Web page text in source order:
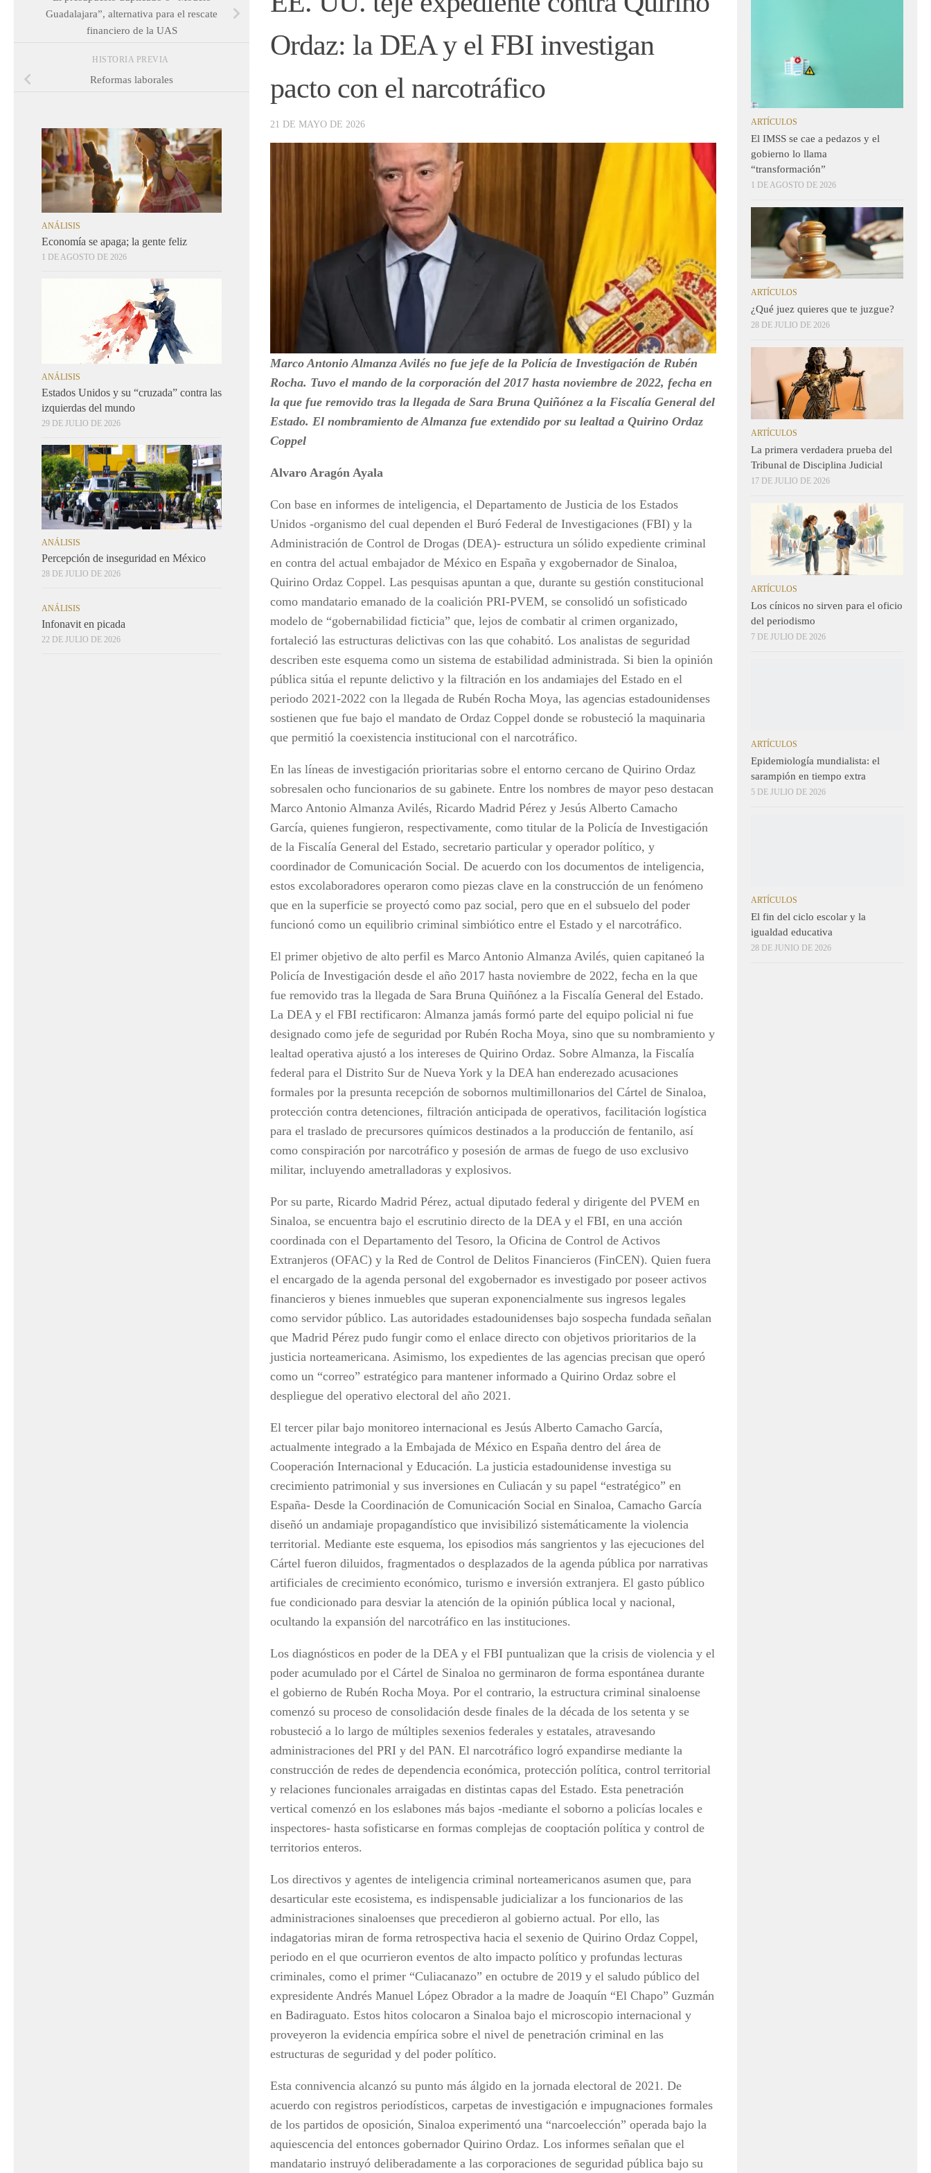
Ordaz: la DEA y el FBI investigan
pacto con el narcotráfico
21 DE MAYO DE 2026
Marco Antonio Almanza Avilés no fue jefe de la Policía de Investigación de Rubén
Rocha. Tuvo el mando de la corporación del 2017 hasta noviembre de 2022, fecha en
la que fue removido tras la llegada de Sara Bruna Quiñónez a la Fiscalía General del
Estado. El nombramiento de Almanza fue extendido por su lealtad a Quirino Ordaz
Coppel
Alvaro Aragón Ayala
Con base en informes de inteligencia, el Departamento de Justicia de los Estados
Unidos -organismo del cual dependen el Buró Federal de Investigaciones (FBI) y la
Administración de Control de Drogas (DEA)- estructura un sólido expediente criminal
en contra del actual embajador de México en España y exgobernador de Sinaloa,
Quirino Ordaz Coppel. Las pesquisas apuntan a que, durante su gestión constitucional
como mandatario emanado de la coalición PRI-PVEM, se consolidó un sofisticado
modelo de “gobernabilidad ficticia” que, lejos de combatir al crimen organizado,
fortaleció las estructuras delictivas con las que cohabitó. Los analistas de seguridad
describen este esquema como un sistema de estabilidad administrada. Si bien la opinión
pública sitúa el repunte delictivo y la filtración en los andamiajes del Estado en el
periodo 2021-2022 con la llegada de Rubén Rocha Moya, las agencias estadounidenses
sostienen que fue bajo el mandato de Ordaz Coppel donde se robusteció la maquinaria
que permitió la coexistencia institucional con el narcotráfico.
En las líneas de investigación prioritarias sobre el entorno cercano de Quirino Ordaz
sobresalen ocho funcionarios de su gabinete. Entre los nombres de mayor peso destacan
Marco Antonio Almanza Avilés, Ricardo Madrid Pérez y Jesús Alberto Camacho
García, quienes fungieron, respectivamente, como titular de la Policía de Investigación
de la Fiscalía General del Estado, secretario particular y operador político, y
coordinador de Comunicación Social. De acuerdo con los documentos de inteligencia,
estos excolaboradores operaron como piezas clave en la construcción de un fenómeno
que en la superficie se proyectó como paz social, pero que en el subsuelo del poder
funcionó como un equilibrio criminal simbiótico entre el Estado y el narcotráfico.
El primer objetivo de alto perfil es Marco Antonio Almanza Avilés, quien capitaneó la
Policía de Investigación desde el año 2017 hasta noviembre de 2022, fecha en la que
fue removido tras la llegada de Sara Bruna Quiñónez a la Fiscalía General del Estado.
La DEA y el FBI rectificaron: Almanza jamás formó parte del equipo policial ni fue
designado como jefe de seguridad por Rubén Rocha Moya, sino que su nombramiento y
lealtad operativa ajustó a los intereses de Quirino Ordaz. Sobre Almanza, la Fiscalía
federal para el Distrito Sur de Nueva York y la DEA han enderezado acusaciones
formales por la presunta recepción de sobornos multimillonarios del Cártel de Sinaloa,
protección contra detenciones, filtración anticipada de operativos, facilitación logística
para el traslado de precursores químicos destinados a la producción de fentanilo, así
como conspiración por narcotráfico y posesión de armas de fuego de uso exclusivo
militar, incluyendo ametralladoras y explosivos.
Por su parte, Ricardo Madrid Pérez, actual diputado federal y dirigente del PVEM en
Sinaloa, se encuentra bajo el escrutinio directo de la DEA y el FBI, en una acción
coordinada con el Departamento del Tesoro, la Oficina de Control de Activos
Extranjeros (OFAC) y la Red de Control de Delitos Financieros (FinCEN). Quien fuera
el encargado de la agenda personal del exgobernador es investigado por poseer activos
financieros y bienes inmuebles que superan exponencialmente sus ingresos legales
como servidor público. Las autoridades estadounidenses bajo sospecha fundada señalan
que Madrid Pérez pudo fungir como el enlace directo con objetivos prioritarios de la
justicia norteamericana. Asimismo, los expedientes de las agencias precisan que operó
como un “correo” estratégico para mantener informado a Quirino Ordaz sobre el
despliegue del operativo electoral del año 2021.
El tercer pilar bajo monitoreo internacional es Jesús Alberto Camacho García,
actualmente integrado a la Embajada de México en España dentro del área de
Cooperación Internacional y Educación. La justicia estadounidense investiga su
crecimiento patrimonial y sus inversiones en Culiacán y su papel “estratégico” en
España- Desde la Coordinación de Comunicación Social en Sinaloa, Camacho García
diseñó un andamiaje propagandístico que invisibilizó sistemáticamente la violencia
territorial. Mediante este esquema, los episodios más sangrientos y las ejecuciones del
Cártel fueron diluidos, fragmentados o desplazados de la agenda pública por narrativas
artificiales de crecimiento económico, turismo e inversión extranjera. El gasto público
fue condicionado para desviar la atención de la opinión pública local y nacional,
ocultando la expansión del narcotráfico en las instituciones.
Los diagnósticos en poder de la DEA y el FBI puntualizan que la crisis de violencia y el
poder acumulado por el Cártel de Sinaloa no germinaron de forma espontánea durante
el gobierno de Rubén Rocha Moya. Por el contrario, la estructura criminal sinaloense
comenzó su proceso de consolidación desde finales de la década de los setenta y se
robusteció a lo largo de múltiples sexenios federales y estatales, atravesando
administraciones del PRI y del PAN. El narcotráfico logró expandirse mediante la
construcción de redes de dependencia económica, protección política, control territorial
y relaciones funcionales arraigadas en distintas capas del Estado. Esta penetración
vertical comenzó en los eslabones más bajos -mediante el soborno a policías locales e
inspectores- hasta sofisticarse en formas complejas de cooptación política y control de
territorios enteros.
Los directivos y agentes de inteligencia criminal norteamericanos asumen que, para
desarticular este ecosistema, es indispensable judicializar a los funcionarios de las
administraciones sinaloenses que precedieron al gobierno actual. Por ello, las
indagatorias miran de forma retrospectiva hacia el sexenio de Quirino Ordaz Coppel,
periodo en el que ocurrieron eventos de alto impacto político y profundas lecturas
criminales, como el primer “Culiacanazo” en octubre de 2019 y el saludo público del
expresidente Andrés Manuel López Obrador a la madre de Joaquín “El Chapo” Guzmán
en Badiraguato. Estos hitos colocaron a Sinaloa bajo el microscopio internacional y
proveyeron la evidencia empírica sobre el nivel de penetración criminal en las
estructuras de seguridad y del poder político.
Esta connivencia alcanzó su punto más álgido en la jornada electoral de 2021. De
acuerdo con registros periodísticos, carpetas de investigación e impugnaciones formales
de los partidos de oposición, Sinaloa experimentó una “narcoelección” operada bajo la
aquiescencia del entonces gobernador Quirino Ordaz. Los informes señalan que el
mandatario instruyó deliberadamente a las corporaciones de seguridad pública bajo su
Guadalajara”, alternativa para el rescate
financiero de la UAS
HISTORIA PREVIA
Reformas laborales
ANÁLISIS
Economía se apaga; la gente feliz
1 DE AGOSTO DE 2026
ANÁLISIS
Estados Unidos y su “cruzada” contra las
izquierdas del mundo
29 DE JULIO DE 2026
ANÁLISIS
Percepción de inseguridad en México
28 DE JULIO DE 2026
ANÁLISIS
Infonavit en picada
22 DE JULIO DE 2026
ARTÍCULOS
El IMSS se cae a pedazos y el
gobierno lo llama
“transformación”
1 DE AGOSTO DE 2026
ARTÍCULOS
¿Qué juez quieres que te juzgue?
28 DE JULIO DE 2026
ARTÍCULOS
La primera verdadera prueba del
Tribunal de Disciplina Judicial
17 DE JULIO DE 2026
ARTÍCULOS
Los cínicos no sirven para el oficio
del periodismo
7 DE JULIO DE 2026
ARTÍCULOS
Epidemiología mundialista: el
sarampión en tiempo extra
5 DE JULIO DE 2026
ARTÍCULOS
El fin del ciclo escolar y la
igualdad educativa
28 DE JUNIO DE 2026